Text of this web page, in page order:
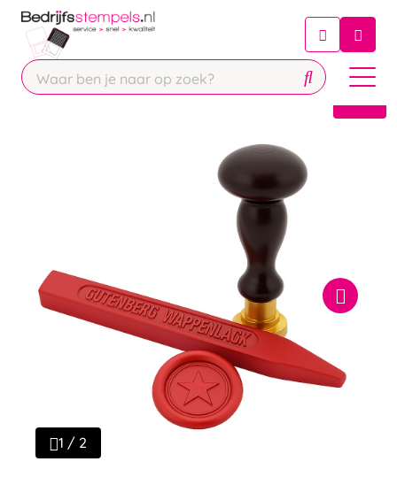
Chatbot
Chat 24/7 met onze chatbot voor
Contact
1 / 2